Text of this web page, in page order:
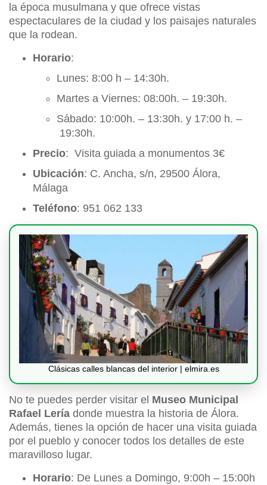
la época musulmana y que ofrece vistas
espectaculares de la ciudad y los paisajes naturales
que la rodean.
Horario:
Lunes: 8:00 h – 14:30h.
Martes a Viernes: 08:00h. – 19:30h.
Sábado: 10:00h. – 13:30h. y 17:00 h. –
19:30h.
Precio: Visita guiada a monumentos 3€
Ubicación: C. Ancha, s/n, 29500 Álora,
Málaga
Teléfono: 951 062 133
Clásicas calles blancas del interior | elmira.es
No te puedes perder visitar el Museo Municipal
Rafael Lería donde muestra la historia de Álora.
Además, tienes la opción de hacer una visita guiada
por el pueblo y conocer todos los detalles de este
maravilloso lugar.
Horario: De Lunes a Domingo, 9:00h – 15:00h